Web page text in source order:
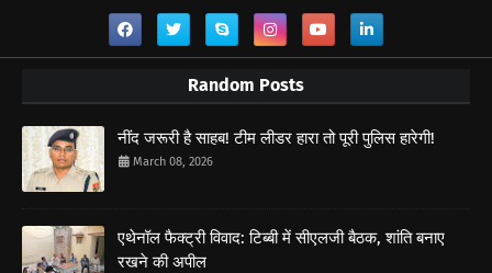
Random Posts
नींद जरूरी है साहब! टीम लीडर हारा तो पूरी पुलिस हारेगी!
March 08, 2026
एथेनॉल फैक्ट्री विवाद: टिब्बी में सीएलजी बैठक, शांति बनाए
रखने की अपील